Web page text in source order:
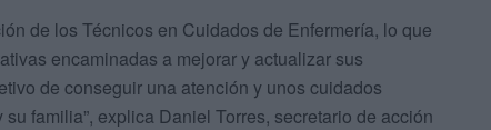
de los Técnicos en Cuidados de Enfermería, lo que
encaminadas a mejorar y actualizar sus
de conseguir una atención y unos cuidados
familia”, explica Daniel Torres, secretario de acción